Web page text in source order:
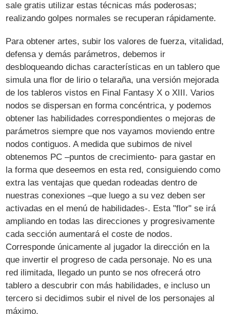
sale gratis utilizar estas técnicas más poderosas;
realizando golpes normales se recuperan rápidamente.
Para obtener artes, subir los valores de fuerza, vitalidad,
defensa y demás parámetros, debemos ir
desbloqueando dichas características en un tablero que
simula una flor de lirio o telaraña, una versión mejorada
de los tableros vistos en Final Fantasy X o XIII. Varios
nodos se dispersan en forma concéntrica, y podemos
obtener las habilidades correspondientes o mejoras de
parámetros siempre que nos vayamos moviendo entre
nodos contiguos. A medida que subimos de nivel
obtenemos PC –puntos de crecimiento- para gastar en
la forma que deseemos en esta red, consiguiendo como
extra las ventajas que quedan rodeadas dentro de
nuestras conexiones –que luego a su vez deben ser
activadas en el menú de habilidades-. Esta "flor" se irá
ampliando en todas las direcciones y progresivamente
cada sección aumentará el coste de nodos.
Corresponde únicamente al jugador la dirección en la
que invertir el progreso de cada personaje. No es una
red ilimitada, llegado un punto se nos ofrecerá otro
tablero a descubrir con más habilidades, e incluso un
tercero si decidimos subir el nivel de los personajes al
máximo.